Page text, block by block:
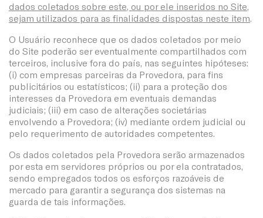
dados coletados sobre este, ou por ele inseridos no Site,
sejam utilizados para as finalidades dispostas neste item.
O Usuário reconhece que os dados coletados por meio
do Site poderão ser eventualmente compartilhados com
terceiros, inclusive fora do país, nas seguintes hipóteses:
(i) com empresas parceiras da Provedora, para fins
publicitários ou estatísticos; (ii) para a proteção dos
interesses da Provedora em eventuais demandas
judiciais; (iii) em caso de alterações societárias
envolvendo a Provedora; (iv) mediante ordem judicial ou
pelo requerimento de autoridades competentes.
Os dados coletados pela Provedora serão armazenados
por esta em servidores próprios ou por ela contratados,
sendo empregados todos os esforços razoáveis de
mercado para garantir a segurança dos sistemas na
guarda de tais informações.